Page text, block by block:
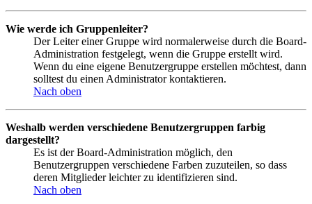
Wie werde ich Gruppenleiter?
Der Leiter einer Gruppe wird normalerweise durch die Board-
Administration festgelegt, wenn die Gruppe erstellt wird.
Wenn du eine eigene Benutzergruppe erstellen möchtest, dann
solltest du einen Administrator kontaktieren.
Nach oben
Weshalb werden verschiedene Benutzergruppen farbig
dargestellt?
Es ist der Board-Administration möglich, den
Benutzergruppen verschiedene Farben zuzuteilen, so dass
deren Mitglieder leichter zu identifizieren sind.
Nach oben